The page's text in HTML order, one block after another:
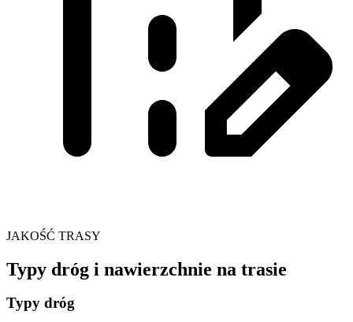
JAKOŚĆ TRASY
Typy dróg i nawierzchnie na trasie
Typy dróg